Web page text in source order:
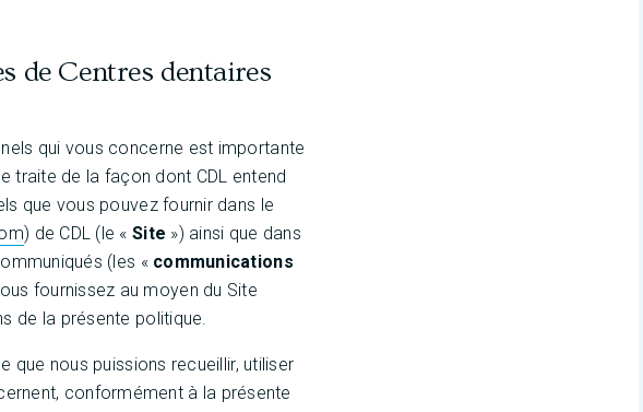
de Centres dentaires
qui vous concerne est importante
traite de la façon dont CDL entend
que vous pouvez fournir dans le
) de CDL (le «Site ») ainsi que dans
(les «communications
fournissez au moyen du Site
de la présente politique.
que nous puissions recueillir, utiliser
conformément à la présente